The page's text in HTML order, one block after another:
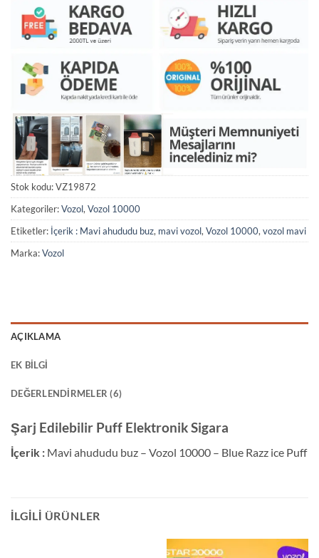
Stok kodu:VZ19872
Kategoriler:Vozol, Vozol 10000
Etiketler: İçerik : Mavi ahududu buz, mavi vozol, Vozol 10000, vozol mavi
Marka:Vozol
AÇIKLAMA
EK BILGI
DEĞERLENDIRMELER (6)
Şarj Edilebilir Puff Elektronik Sigara
İçerik : Mavi ahududu buz – Vozol 10000 – Blue Razz ice Puff
İLGILI ÜRÜNLER